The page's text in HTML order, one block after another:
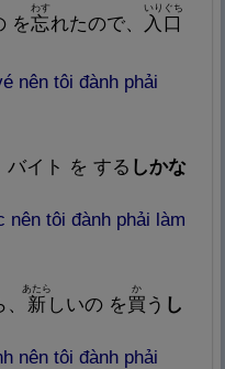
を忘
わす
れたので、 入 口
いりぐち
nên tôi đành phải
バイト を する しかな
tôi đành phải làm
新
あたら
しいの を買
か
う し
tôi đành phải